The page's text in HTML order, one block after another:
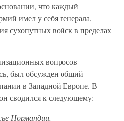
что каждый
имел у себя генерала,
сухопутных войск в пределах
вопросов
был обсужден общий
в Западной Европе. В
сводился к следующему:
Нормандии.